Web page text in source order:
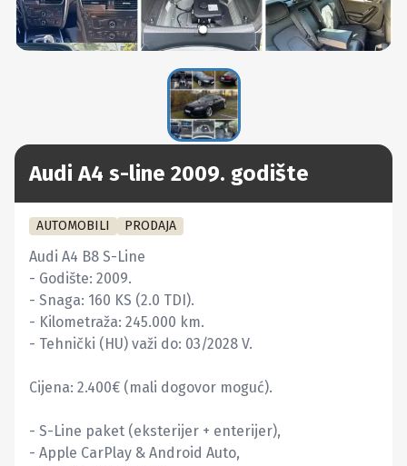
Audi A4 s-line 2009. godište
AUTOMOBILI PRODAJA
Audi A4 B8 S-Line
- Godište: 2009.
- Snaga: 160 KS (2.0 TDI).
- Kilometraža: 245.000 km.
- Tehnički (HU) važi do: 03/2028 V.
Cijena: 2.400€ (mali dogovor moguć).
- S-Line paket (eksterijer + enterijer),
- Apple CarPlay & Android Auto,